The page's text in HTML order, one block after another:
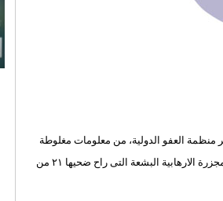
منظمة العفو الدولية، من معلومات مغلوطة
الارهابى للقصاص من الارهابيين بعد المجزرة الارهابية البشعة التى راح ضحيها ٢١ من